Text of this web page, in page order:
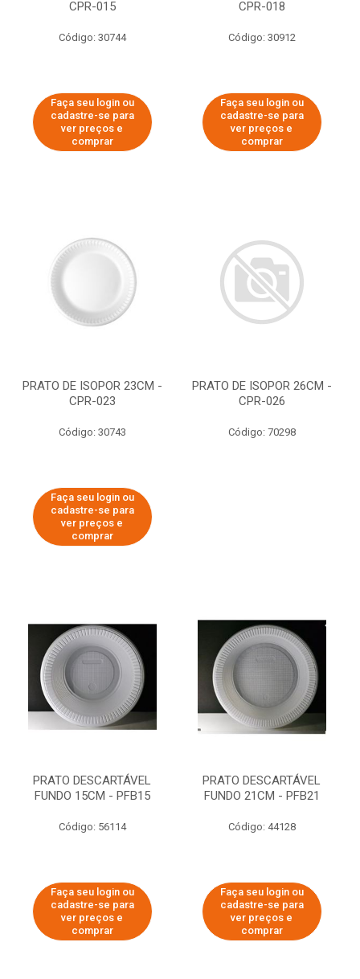
CPR-015
Código: 30744
Faça seu login ou
cadastre-se para
ver preços e
comprar
CPR-018
Código: 30912
Faça seu login ou
cadastre-se para
ver preços e
comprar
PRATO DE ISOPOR 23CM -
CPR-023
Código: 30743
Faça seu login ou
cadastre-se para
ver preços e
comprar
PRATO DE ISOPOR 26CM -
CPR-026
Código: 70298
PRATO DESCARTÁVEL
FUNDO 15CM - PFB15
Código: 56114
Faça seu login ou
cadastre-se para
ver preços e
comprar
PRATO DESCARTÁVEL
FUNDO 21CM - PFB21
Código: 44128
Faça seu login ou
cadastre-se para
ver preços e
comprar